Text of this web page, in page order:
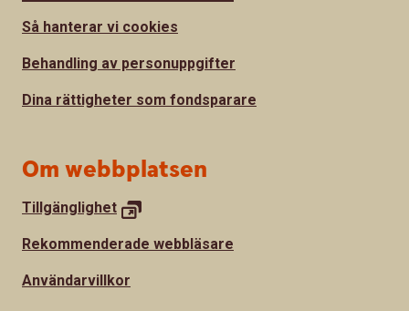
Så hanterar vi cookies
Behandling av personuppgifter
Dina rättigheter som fondsparare
Om webbplatsen
Tillgänglighet
Rekommenderade webbläsare
Användarvillkor